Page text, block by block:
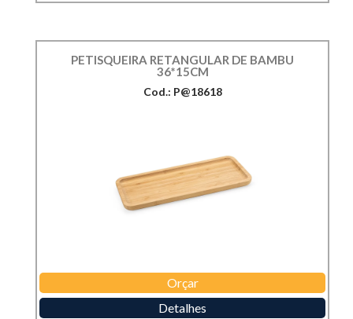
PETISQUEIRA RETANGULAR DE BAMBU
36*15CM
Cod.: P@18618
Orçar
Detalhes